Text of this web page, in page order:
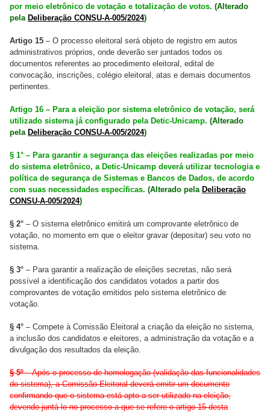
por meio eletrônico de votação e totalização de votos. (Alterado
pela Deliberação CONSU-A-005/2024)
Artigo 15 – O processo eleitoral será objeto de registro em autos
administrativos próprios, onde deverão ser juntados todos os
documentos referentes ao procedimento eleitoral, edital de
convocação, inscrições, colégio eleitoral, atas e demais documentos
pertinentes.
Artigo 16 – Para a eleição por sistema eletrônico de votação, será
utilizado sistema já configurado pela Detic-Unicamp. (Alterado
pela Deliberação CONSU-A-005/2024)
§ 1° – Para garantir a segurança das eleições realizadas por meio
do sistema eletrônico, a Detic-Unicamp deverá utilizar tecnologia e
política de segurança de Sistemas e Bancos de Dados, de acordo
com suas necessidades específicas. (Alterado pela Deliberação
CONSU-A-005/2024)
§ 2° – O sistema eletrônico emitirá um comprovante eletrônico de
votação, no momento em que o eleitor gravar (depositar) seu voto no
sistema.
§ 3° – Para garantir a realização de eleições secretas, não será
possível a identificação dos candidatos votados a partir dos
comprovantes de votação emitidos pelo sistema eletrônico de
votação.
§ 4° – Compete à Comissão Eleitoral a criação da eleição no sistema,
a inclusão dos candidatos e eleitores, a administração da votação e a
divulgação dos resultados da eleição.
§ 5º– Após o processo de homologação (validação das funcionalidades
do sistema), a Comissão Eleitoral deverá emitir um documento
confirmando que o sistema está apto a ser utilizado na eleição,
devendo juntá-lo no processo a que se refere o artigo 15 desta